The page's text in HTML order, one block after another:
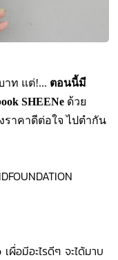
าท แต่!... ตอนนี้มี
SHEENe ด้วย
ราคาดีต่อใจ ไปตำกัน
อมีอะไรดีๆ จะได้มาบ